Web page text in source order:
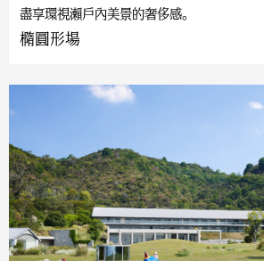
盡享環視瀨戶內美景的奢侈感。
橢圓形場